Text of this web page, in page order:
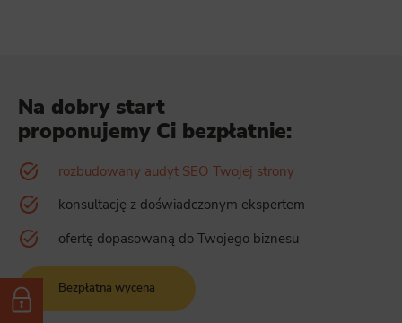
Na dobry start
proponujemy Ci bezpłatnie:
rozbudowany audyt SEO Twojej strony
konsultację z doświadczonym ekspertem
ofertę dopasowaną do Twojego biznesu
Bezpłatna wycena